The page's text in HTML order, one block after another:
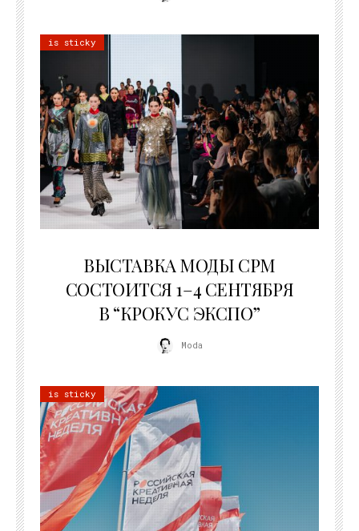
is sticky
ВЫСТАВКА МОДЫ CPM
СОСТОИТСЯ 1–4 СЕНТЯБРЯ
В “КРОКУС ЭКСПО”
Moda
is sticky